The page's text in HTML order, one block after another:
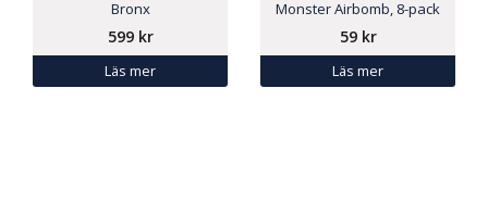
Bronx
599 kr
Läs mer
Monster Airbomb, 8-pack
59 kr
Läs mer